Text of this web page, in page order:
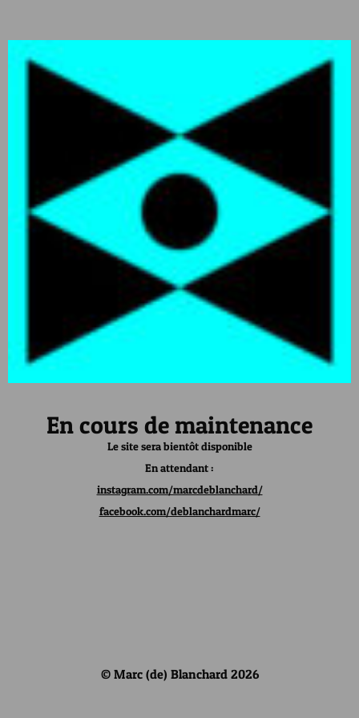
En cours de maintenance
Le site sera bientôt disponible
En attendant :
instagram.com/marcdeblanchard/
facebook.com/deblanchardmarc/
© Marc (de) Blanchard 2026